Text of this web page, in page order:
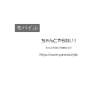
モバイル